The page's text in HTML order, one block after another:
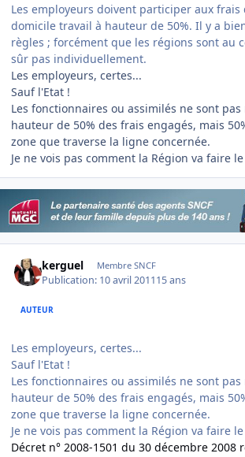
Les employeurs doivent participer aux frais
domicile travail à hauteur de 50%. Il y a
règles ; forcément que les régions sont au
sûr pas individuellement.
Les employeurs, certes...
Sauf l'Etat !
Les fonctionnaires ou assimilés ne sont
hauteur de 50% des frais engagés, mais
zone que traverse la ligne concernée.
Je ne vois pas comment la Région va faire
kerguel Membre SNCF
Publication: 10 avril 201115 ans
AUTEUR
Les employeurs, certes...
Sauf l'Etat !
Les fonctionnaires ou assimilés ne sont
hauteur de 50% des frais engagés, mais
zone que traverse la ligne concernée.
Je ne vois pas comment la Région va faire
Décret n° 2008-1501 du 30 décembre 2008